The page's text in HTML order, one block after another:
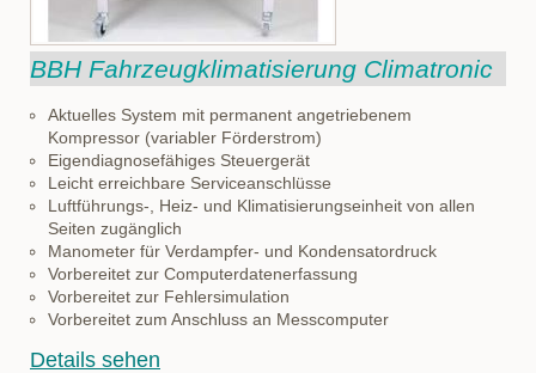
BBH Fahrzeugklimatisierung Climatronic
Aktuelles System mit permanent angetriebenem
Kompressor (variabler Förderstrom)
Eigendiagnosefähiges Steuergerät
Leicht erreichbare Serviceanschlüsse
Luftführungs-, Heiz- und Klimatisierungseinheit von allen
Seiten zugänglich
Manometer für Verdampfer- und Kondensatordruck
Vorbereitet zur Computerdatenerfassung
Vorbereitet zur Fehlersimulation
Vorbereitet zum Anschluss an Messcomputer
Details sehen